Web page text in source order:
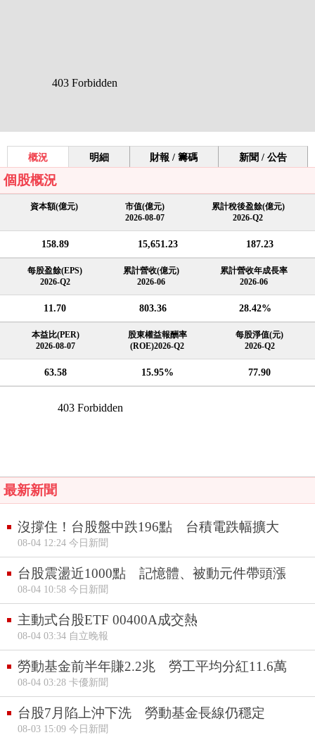
概況 明細 財報 / 籌碼 新聞 / 公告
個股概況
資本額(億元)
市值(億元)
2026-08-07
累計稅後盈餘(億元)
2026-Q2
158.89 15,651.23 187.23
每股盈餘(EPS)
2026-Q2
累計營收(億元)
2026-06
累計營收年成長率
2026-06
11.70 803.36 28.42%
本益比(PER)
2026-08-07
股東權益報酬率
(ROE)2026-Q2
每股淨值(元)
2026-Q2
63.58 15.95% 77.90
最新新聞
沒撐住！台股盤中跌196點 台積電跌幅擴大
08-04 12:24 今日新聞
台股震盪近1000點 記憶體、被動元件帶頭漲
08-04 10:58 今日新聞
主動式台股ETF 00400A成交熱
08-04 03:34 自立晚報
勞動基金前半年賺2.2兆 勞工平均分紅11.6萬
08-04 03:28 卡優新聞
台股7月陷上沖下洗 勞動基金長線仍穩定
08-03 15:09 今日新聞